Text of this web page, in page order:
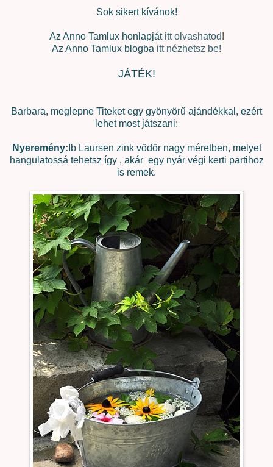
Sok sikert kívánok!
Az Anno Tamlux honlapját itt olvashatod!
Az Anno Tamlux blogba itt nézhetsz be!
JÁTÉK!
Barbara, meglepne Titeket egy gyönyörű ajándékkal, ezért
lehet most játszani:
Nyeremény: Ib Laursen zink vödör nagy méretben, melyet
hangulatossá tehetsz így , akár egy nyár végi kerti partihoz
is remek.